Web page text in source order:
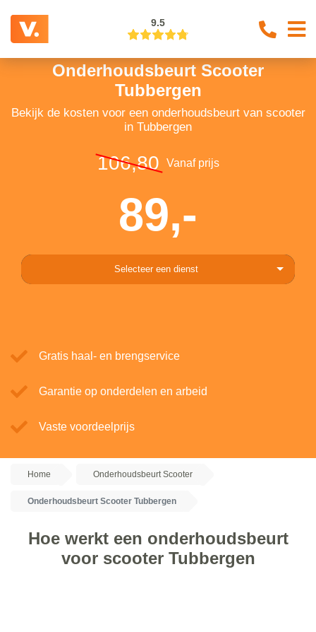
9.5
Onderhoudsbeurt Scooter
Tubbergen
Bekijk de kosten voor een onderhoudsbeurt van scooter
in Tubbergen
106,80 Vanaf prijs
89,-
Selecteer een dienst
Gratis haal- en brengservice
Garantie op onderdelen en arbeid
Vaste voordeelprijs
Home Onderhoudsbeurt Scooter
Onderhoudsbeurt Scooter Tubbergen
Hoe werkt een onderhoudsbeurt
voor scooter Tubbergen